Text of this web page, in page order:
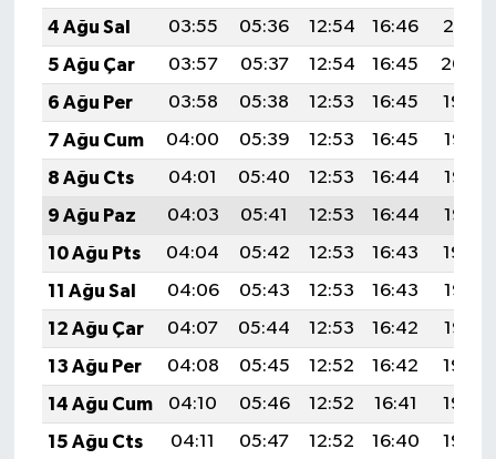
4 Ağu Sal
03:55 05:36 12:54 16:46
20:01
5 Ağu Çar
03:57 05:37 12:54 16:45
20:00
6 Ağu Per
03:58 05:38 12:53 16:45
19:59
7 Ağu Cum
04:00 05:39 12:53 16:45
19:58
8 Ağu Cts
04:01 05:40 12:53 16:44
19:57
9 Ağu Paz
04:03 05:41 12:53 16:44
19:55
10 Ağu Pts
04:04 05:42 12:53 16:43
19:54
11 Ağu Sal
04:06 05:43 12:53 16:43
19:53
12 Ağu Çar
04:07 05:44 12:53 16:42
19:52
13 Ağu Per
04:08 05:45 12:52 16:42
19:50
14 Ağu Cum
04:10 05:46 12:52 16:41
19:49
15 Ağu Cts
04:11 05:47 12:52 16:40
19:48